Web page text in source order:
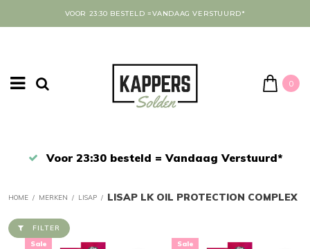
VOOR 23:30 BESTELD =VANDAAG VERSTUURD*
0
Afrekenen in een veilige omgeving
HOME / MERKEN / LISAP / LISAP LK OIL PROTECTION COMPLEX
FILTER
Sale Sale